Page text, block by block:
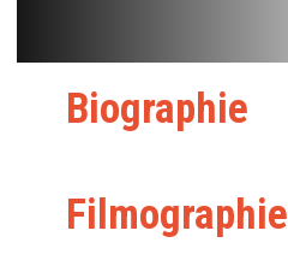
Biographie
Filmographie